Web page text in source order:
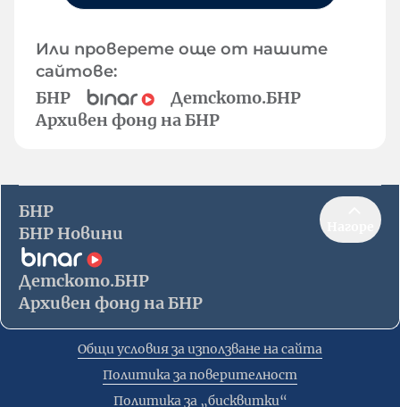
Или проверете още от нашите
сайтове:
БНР
Детското.БНР
Архивен фонд на БНР
БНР
БНР Новини
Детското.БНР
Архивен фонд на БНР
Общи условия за използване на сайта
Политика за поверителност
Политика за „бисквитки“